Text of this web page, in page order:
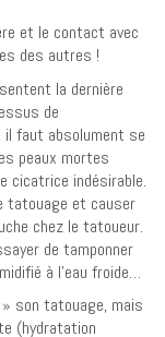
et le contact avec
des autres !
la dernière
de
faut absolument se
peaux mortes
cicatrice indésirable.
tatouage et causer
chez le tatoueur.
de tamponner
à l’eau froide…
son tatouage, mais
(hydratation